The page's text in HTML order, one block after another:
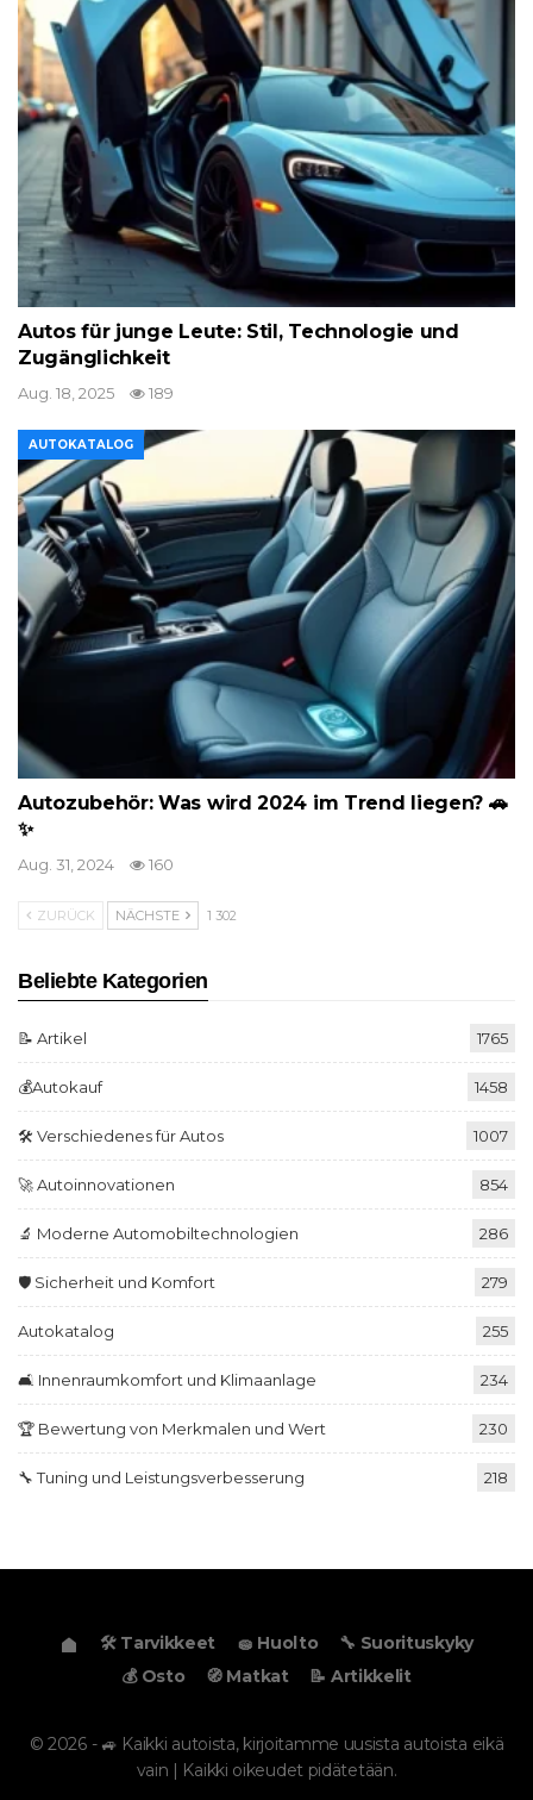
Autos für junge Leute: Stil, Technologie und
Zugänglichkeit
Aug. 18, 2025 189
AUTOKATALOG
Autozubehör: Was wird 2024 im Trend liegen? 🚗
✨
Aug. 31, 2024 160
ZURÜCK NÄCHSTE 1 302
Beliebte Kategorien
📝 Artikel 1765
💰Autokauf 1458
🛠️ Verschiedenes für Autos 1007
🚀 Autoinnovationen 854
🔬 Moderne Automobiltechnologien 286
🛡️ Sicherheit und Komfort 279
Autokatalog 255
🛋️ Innenraumkomfort und Klimaanlage 234
🏆 Bewertung von Merkmalen und Wert 230
🔧 Tuning und Leistungsverbesserung 218
🛠️ Tarvikkeet 🧽 Huolto
🔧 Suorituskyky
💰 Osto
🧭 Matkat 📝 Artikkelit
© 2026 - 🚙 Kaikki autoista, kirjoitamme uusista autoista eikä
vain | Kaikki oikeudet pidätetään.